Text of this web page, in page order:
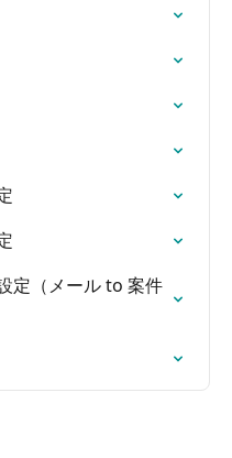
定（メール to 案件